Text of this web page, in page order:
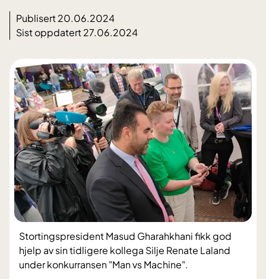
Publisert 20.06.2024
Sist oppdatert 27.06.2024
Stortingspresident Masud Gharahkhani fikk god
hjelp av sin tidligere kollega Silje Renate Laland
under konkurransen "Man vs Machine".